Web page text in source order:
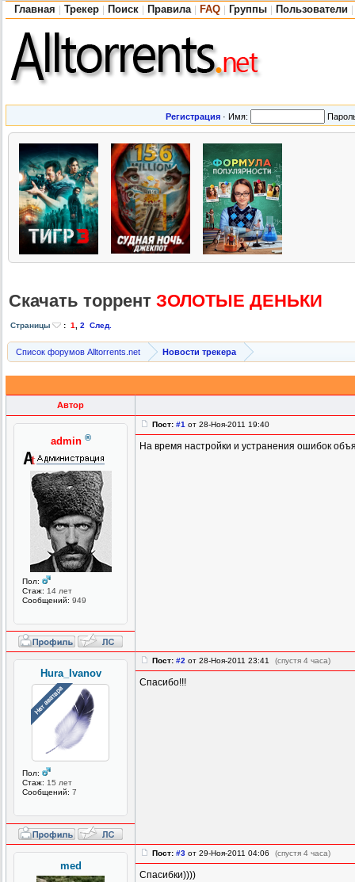
Главная Трекер Поиск Правила FAQ Группы Пользователи
Регистрация · Имя:
Скачать торрент ЗОЛОТЫЕ ДЕНЬКИ
Страницы : 1, 2 След.
Список форумов Alltorrents.net Новости трекера
Автор
admin ®
Пол:
Стаж: 14 лет
Сообщений: 949
Пост: #1 от 28-Ноя-2011 19:40
На время настройки и устранения ошибок
Hura_Ivanov
Пол:
Стаж: 15 лет
Сообщений: 7
Пост: #2 от 28-Ноя-2011 23:41 (спустя 4 часа)
Спасибо!!!
med
Пост: #3 от 29-Ноя-2011 04:06 (спустя 4 часа)
Спасибки))))